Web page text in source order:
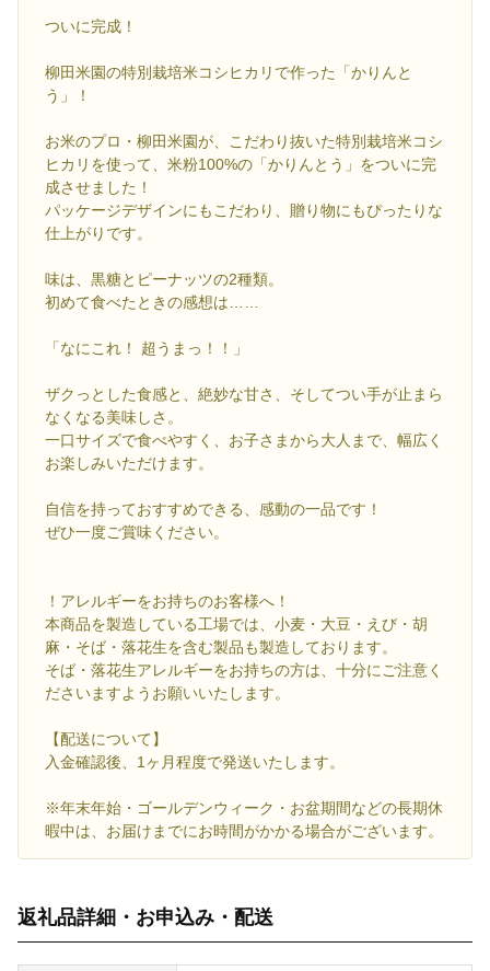
ついに完成！
柳田米園の特別栽培米コシヒカリで作った「かりんと
う」！
お米のプロ・柳田米園が、こだわり抜いた特別栽培米コシ
ヒカリを使って、米粉100%の「かりんとう」をついに完
成させました！
パッケージデザインにもこだわり、贈り物にもぴったりな
仕上がりです。
味は、黒糖とピーナッツの2種類。
初めて食べたときの感想は……
「なにこれ！ 超うまっ！！」
ザクっとした食感と、絶妙な甘さ、そしてつい手が止まら
なくなる美味しさ。
一口サイズで食べやすく、お子さまから大人まで、幅広く
お楽しみいただけます。
自信を持っておすすめできる、感動の一品です！
ぜひ一度ご賞味ください。
！アレルギーをお持ちのお客様へ！
本商品を製造している工場では、小麦・大豆・えび・胡
麻・そば・落花生を含む製品も製造しております。
そば・落花生アレルギーをお持ちの方は、十分にご注意く
ださいますようお願いいたします。
【配送について】
入金確認後、1ヶ月程度で発送いたします。
※年末年始・ゴールデンウィーク・お盆期間などの長期休
暇中は、お届けまでにお時間がかかる場合がございます。
返礼品詳細・お申込み・配送